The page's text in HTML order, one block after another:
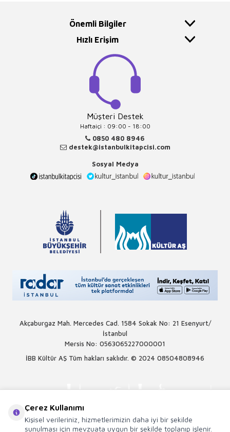
Önemli Bilgiler
Hızlı Erişim
Müşteri Destek
Haftaiçi : 09:00 - 18:00
0850 480 8946
destek@istanbulkitapcisi.com
Sosyal Medya
Akçaburgaz Mah. Mercedes Cad. 1584 Sokak No: 21 Esenyurt/
İstanbul
Mersis No: 0563065227000001
İBB Kültür AŞ Tüm hakları saklıdır. © 2024 08504808946
Çerez Kullanımı
Kişisel verileriniz, hizmetlerimizin daha iyi bir şekilde
sunulması için mevzuata uygun bir şekilde toplanıp işlenir.